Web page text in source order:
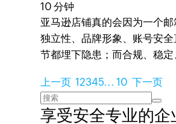
10 分钟
亚马逊店铺真的会因为一个
独立性、品牌形象、账号安
节都埋下隐患；而合规、稳
上一页12345... 10 下一页
享受安全专业的企